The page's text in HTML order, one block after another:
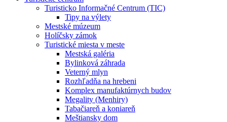
Turisticko Informačné Centrum (TIC)
Tipy na výlety
Mestské múzeum
Holíčsky zámok
Turistické miesta v meste
Mestská galéria
Bylinková záhrada
Veterný mlyn
Rozhľadňa na hrebeni
Komplex manufaktúrnych budov
Megality (Menhiry)
Tabačiareň a koniareň
Meštiansky dom